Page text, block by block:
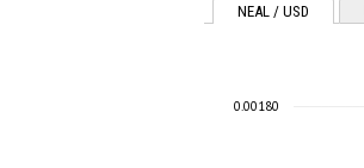
NEAL / USD
0.00180